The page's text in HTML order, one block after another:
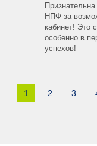
НПФ за
кабинет! Это
особенно в
успехов!
1 2 3